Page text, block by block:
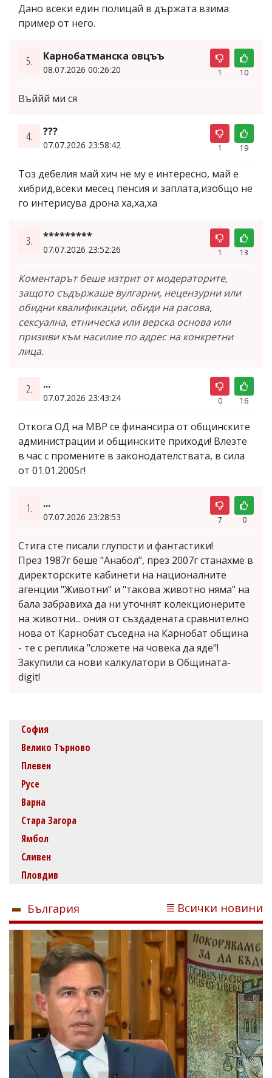
Дано всеки един полицай в държата взима
пример от него.
5. Карнобатманска овцъъ
08.07.2026 00:26:20 1 10
Въййй ми ся
4. ???
07.07.2026 23:58:42 1 19
Тоз дебелия май хич не му е интересно, май е
хибрид,всеки месец пенсия и заплата,изобщо не
го интерисува дрона ха,ха,ха
3. *********
07.07.2026 23:52:26 1 13
Коментарът беше изтрит от модераторите,
защото съдържаше вулгарни, нецензурни или
обидни квалификации, обиди на расова,
сексуална, етническа или верска основа или
призиви към насилие по адрес на конкретни
лица.
2. ...
07.07.2026 23:43:24 0 16
Откога ОД на МВР се финансира от общинските
администрации и общинските приходи! Влезте
в час с промените в законодателствата, в сила
от 01.01.2005г!
1. ...
07.07.2026 23:28:53 7 0
Стига сте писали глупости и фантастики!
През 1987г беше "Анабол", през 2007г станахме в
директорските кабинети на националните
агенции "Животни" и "такова животно няма" на
бала забравиха да ни уточнят колекционерите
на животни... ония от създадената сравнително
нова от Карнобат съседна на Карнобат община
- те с реплика "сложете на човека да яде"!
Закупили са нови калкулатори в Общината-
digit!
София
Велико Търново
Плевен
Русе
Варна
Стара Загора
Ямбол
Сливен
Пловдив
България Всички новини